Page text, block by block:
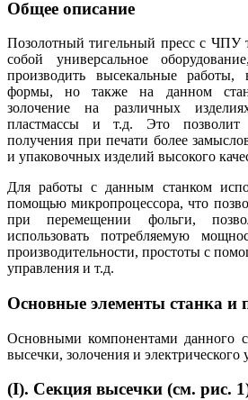
Общее описание
Позолотный тигельный пресс с ЧПУ
собой универсальное
производить высекальные
формы, но также на данном
золочение на различных
пластмассы и т.д. Это позволит
получения при печати более
и упаковочных изделий высокого
Для работы с данным станком
помощью микропроцессора, что
при перемещении фольги,
использовать потребляемую
производительности, простоты с
управления и т.д.
Основные элементы станка и
Основными компонентами данного
высечки, золочения и электрического
(I). Секция высечки (см. рис.